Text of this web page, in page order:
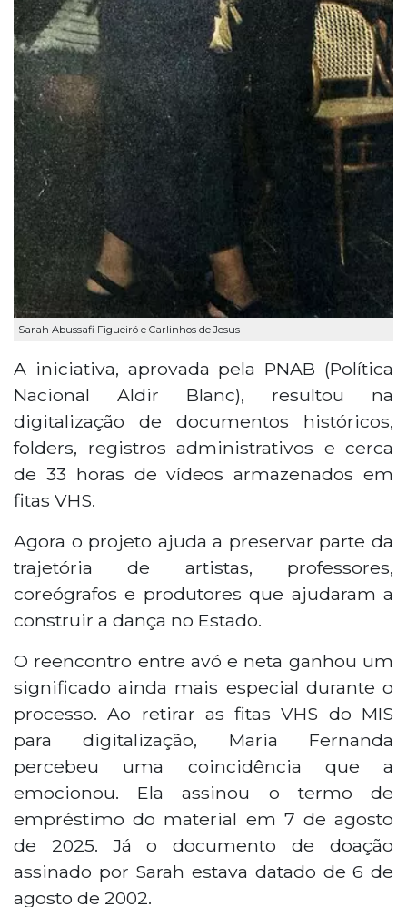
Sarah Abussafi Figueiró e Carlinhos de Jesus
A iniciativa, aprovada pela PNAB (Política
Nacional Aldir Blanc), resultou na
digitalização de documentos históricos,
folders, registros administrativos e cerca
de 33 horas de vídeos armazenados em
fitas VHS.
Agora o projeto ajuda a preservar parte da
trajetória de artistas, professores,
coreógrafos e produtores que ajudaram a
construir a dança no Estado.
O reencontro entre avó e neta ganhou um
significado ainda mais especial durante o
processo. Ao retirar as fitas VHS do MIS
para digitalização, Maria Fernanda
percebeu uma coincidência que a
emocionou. Ela assinou o termo de
empréstimo do material em 7 de agosto
de 2025. Já o documento de doação
assinado por Sarah estava datado de 6 de
agosto de 2002.